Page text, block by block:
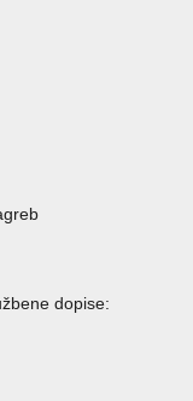
dopise: